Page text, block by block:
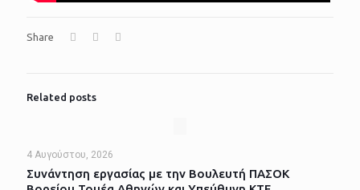
Share
Related posts
4 Αυγούστου, 2026
Συνάντηση εργασίας με την Βουλευτή ΠΑΣΟΚ